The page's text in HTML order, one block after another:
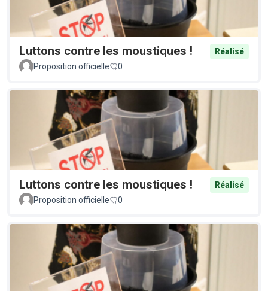
Luttons contre les moustiques !
Réalisé
Proposition officielle
0
Luttons contre les moustiques !
Réalisé
Proposition officielle
0